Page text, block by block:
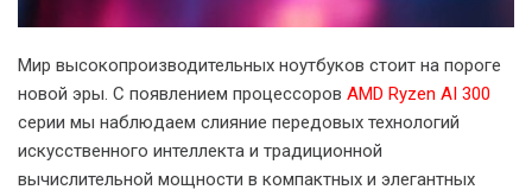
Мир высокопроизводительных ноутбуков стоит на пороге
новой эры. С появлением процессоров AMD Ryzen AI 300
серии мы наблюдаем слияние передовых технологий
искусственного интеллекта и традиционной
вычислительной мощности в компактных и элегантных